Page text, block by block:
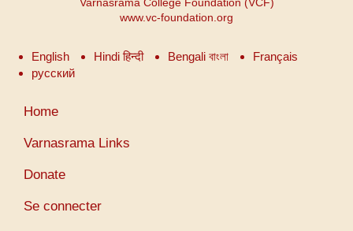
Varnasrama College Foundation (VCF)
www.vc-foundation.org
English Hindi हिन्दी Bengali বাংলা
Français
русский
Menu
compte
l'utilisateur
Home
Varnasrama Links
Donate
Se connecter